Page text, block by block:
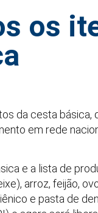
os
da cesta básica,
em rede
e a lista de
arroz, feijão,
e pasta de